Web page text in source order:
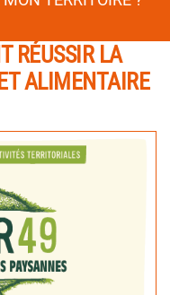
RÉUSSIR LA
ALIMENTAIRE